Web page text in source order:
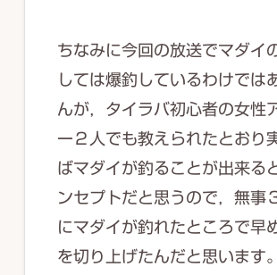
ちなみに今回の放送でマダイ
しては爆釣しているわけでは
んが，タイラバ初心者の女性
ー２人でも教えられたとおり
ばマダイが釣ることが出来る
ンセプトだと思うので，無事
にマダイが釣れたところで早
を切り上げたんだと思います。